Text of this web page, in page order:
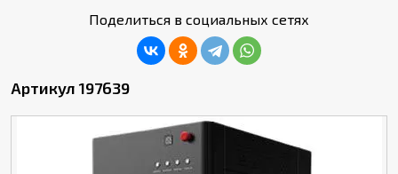
Поделиться в социальных сетях
Артикул 197639